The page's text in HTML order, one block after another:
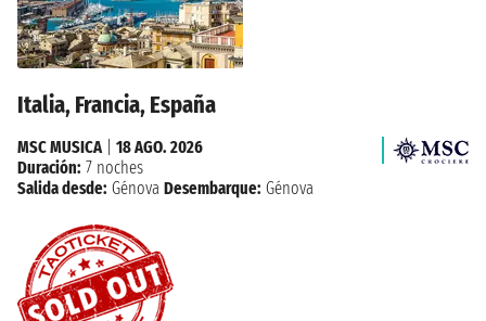
Italia, Francia, España
MSC MUSICA| 18 AGO. 2026
Duración: 7 noches
Salida desde: Génova Desembarque: Génova